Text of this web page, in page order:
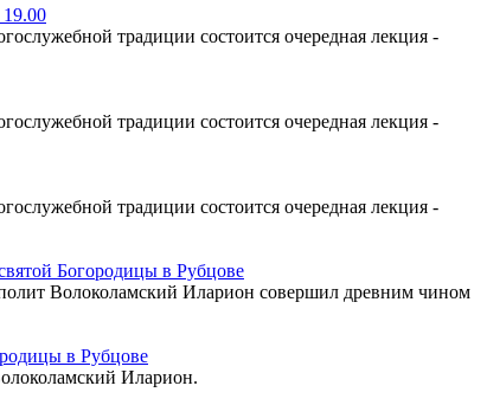
традиции состоится очередная лекция -
традиции состоится очередная лекция -
традиции состоится очередная лекция -
Богородицы в Рубцове
Волоколамский Иларион совершил древним чином
в Рубцове
Иларион.